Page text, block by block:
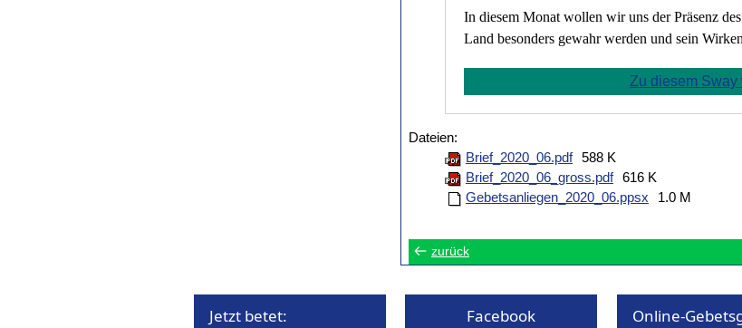
In diesem Monat wollen wir uns der Präsenz
Land besonders gewahr werden und sein
Zu diesem Sway
Dateien:
Brief_2020_06.pdf 588 K
Brief_2020_06_gross.pdf 616 K
Gebetsanliegen_2020_06.ppsx
1.0 M
zurück
Jetzt betet: Facebook Online-